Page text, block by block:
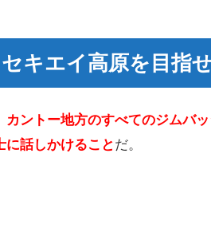
キエイ高原を目指せ
カントー地方のすべてのジムバ
に話しかけることだ。